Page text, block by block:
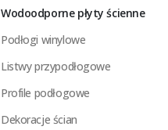
Wodoodporne płyty ścienne
Podłogi winylowe
Listwy przypodłogowe
Profile podłogowe
Dekoracje ścian